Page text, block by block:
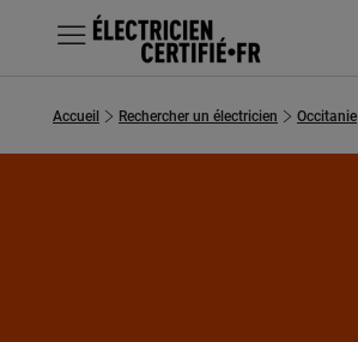
MENU
Chercher un électricien
Accueil Rechercher un électricien Occitanie